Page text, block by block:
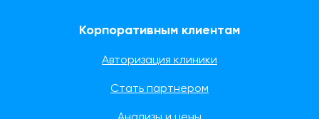
Корпоративным клиентам
Авторизация клиники
Стать партнером